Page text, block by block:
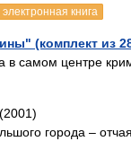
электронная книга
(комплект из
самом центре
города –